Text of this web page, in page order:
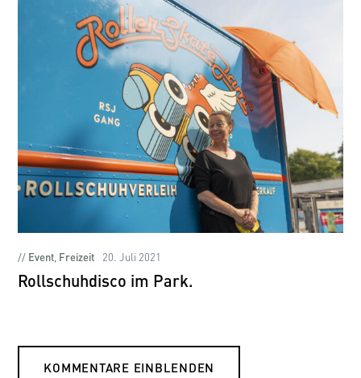
Event Freizeit 20. Juli 2021
Rollschuhdisco im Park.
KOMMENTARE EINBLENDEN